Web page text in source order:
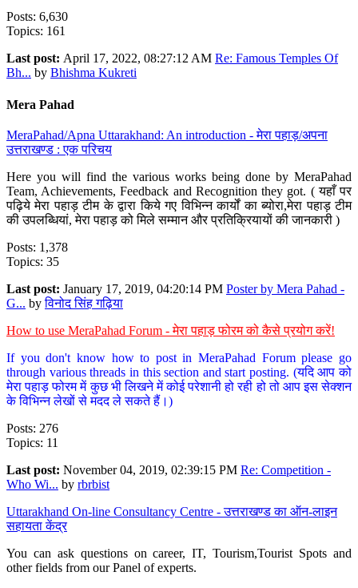
Posts: 6,630
Topics: 161
Last post: April 17, 2022, 08:27:12 AM Re: Famous Temples Of
Bh... by Bhishma Kukreti
Mera Pahad
MeraPahad/Apna Uttarakhand: An introduction - मेरा पहाड़/अपना
उत्तराखण्ड : एक परिचय
Here you will find the various works being done by MeraPahad
Team, Achievements, Feedback and Recognition they got. ( यहाँ पर
पढ़िये मेरा पहाड़ टीम के द्वारा किये गए विभिन्न कार्यों का ब्योरा,मेरा पहाड़ टीम
की उपलब्धियां, मेरा पहाड़ को मिले सम्मान और प्रतिक्रियायों की जानकारी )
Posts: 1,378
Topics: 35
Last post: January 17, 2019, 04:20:14 PM Poster by Mera Pahad -
G... byविनोद सिंह गढ़िया
How to use MeraPahad Forum - मेरा पहाड़ फोरम को कैसे प्रयोग करें!
If you don't know how to post in MeraPahad Forum please go
through various threads in this section and start posting. (यदि आप को
मेरा पहाड़ फोरम में कुछ भी लिखने में कोई परेशानी हो रही हो तो आप इस सेक्शन
के विभिन्न लेखों से मदद ले सकते हैं।)
Posts: 276
Topics: 11
Last post: November 04, 2019, 02:39:15 PM Re: Competition -
Who Wi... by rbrbist
Uttarakhand On-line Consultancy Centre - उत्तराखण्ड का ऑन-लाइन
सहायता केंद्र
You can ask questions on career, IT, Tourism,Tourist Spots and
other fields from our Panel of experts.